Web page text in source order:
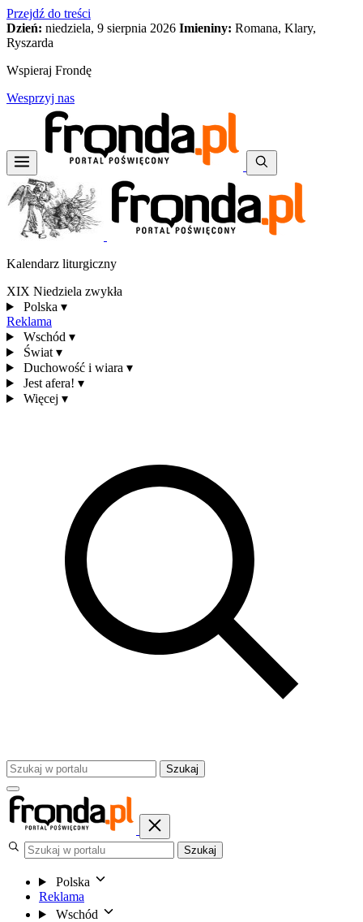
Przejdź do treści
Dzień: niedziela, 9 sierpnia 2026 Imieniny: Romana, Klary,
Ryszarda
Wspieraj Frondę
Wesprzyj nas
Kalendarz liturgiczny
XIX Niedziela zwykła
Polska ▾
Reklama
Wschód ▾
Świat ▾
Duchowość i wiara ▾
Jest afera! ▾
Więcej ▾
Szukaj
Szukaj
Polska
Reklama
Wschód